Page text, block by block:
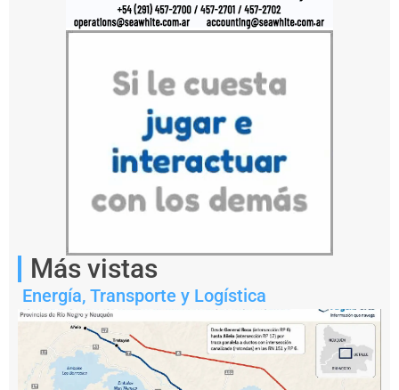
Más vistas
Energía, Transporte y Logística